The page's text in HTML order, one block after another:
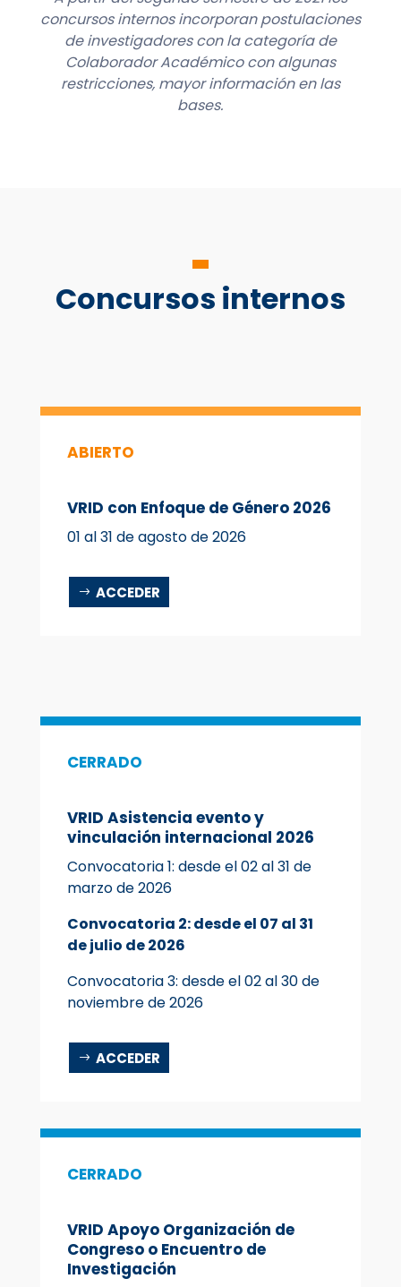
concursos internos incorporan postulaciones
de investigadores con la categoría de
Colaborador Académico con algunas
restricciones, mayor información en las
bases.
Concursos internos
ABIERTO
VRID con Enfoque de Género 2026
01 al 31 de agosto de 2026
ACCEDER
CERRADO
VRID Asistencia evento y
vinculación internacional 2026
Convocatoria 1: desde el 02 al 31 de
marzo de 2026
Convocatoria 2: desde el 07 al 31
de julio de 2026
Convocatoria 3: desde el 02 al 30 de
noviembre de 2026
ACCEDER
CERRADO
VRID Apoyo Organización de
Congreso o Encuentro de
Investigación